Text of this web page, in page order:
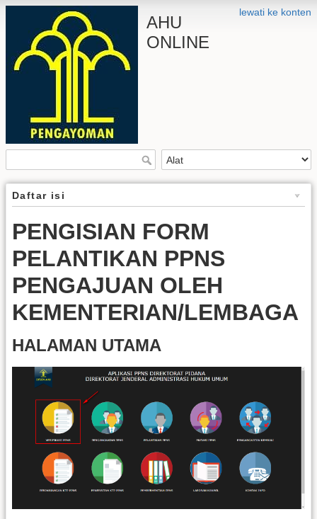
lewati ke konten
AHU
ONLINE
Daftar isi
PENGISIAN FORM
PELANTIKAN PPNS
PENGAJUAN OLEH
KEMENTERIAN/LEMBAGA
HALAMAN UTAMA